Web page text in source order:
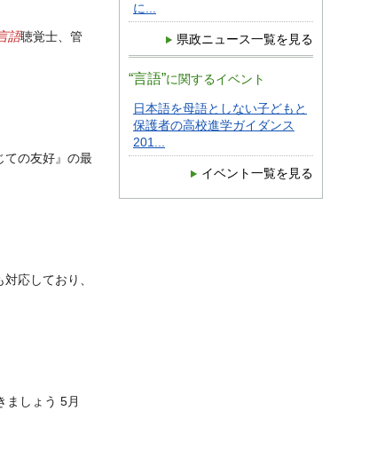
に...
県政ニュース一覧を見る
“言語”に関するイベント
日本語を母語としない子どもと
保護者の高校進学ガイダンス
201...
イベント一覧を見る
語聴覚士、管
ての友好』の最
応しており、
ましょう 5月